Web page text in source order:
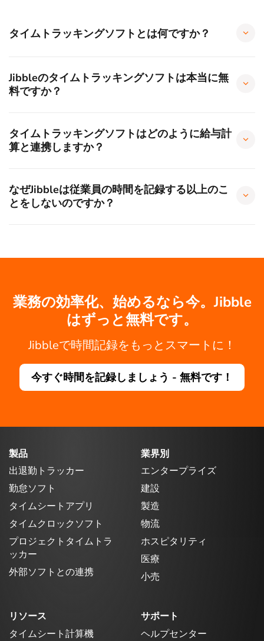
タイムトラッキングソフトとは何ですか？
Jibbleのタイムトラッキングソフトは本当に無
料ですか？
タイムトラッキングソフトはどのように給与計
算と連携しますか？
なぜJibbleは従業員の時間を記録する以上のこ
とをしないのですか？
業務の効率化、始めるなら今。Jibble
はずっと無料です。
Jibbleで時間記録をもっとスマートに！
今すぐ時間を記録しましょう - 無料です！
製品
出退勤トラッカー
勤怠ソフト
タイムシートアプリ
タイムクロックソフト
プロジェクトタイムトラ
ッカー
外部ソフトとの連携
業界別
エンタープライズ
建設
製造
物流
ホスピタリティ
医療
小売
リソース
タイムシート計算機
サポート
ヘルプセンター